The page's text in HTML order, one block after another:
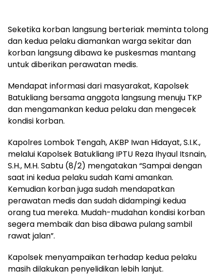
Seketika korban langsung berteriak meminta tolong
dan kedua pelaku diamankan warga sekitar dan
korban langsung dibawa ke puskesmas mantang
untuk diberikan perawatan medis.
Mendapat informasi dari masyarakat, Kapolsek
Batukliang bersama anggota langsung menuju TKP
dan mengamankan kedua pelaku dan mengecek
kondisi korban.
Kapolres Lombok Tengah, AKBP Iwan Hidayat, S.I.K.,
melalui Kapolsek Batukliang IPTU Reza Ihyaul Itsnain,
S.H., M.H. Sabtu (8/2) mengatakan “Sampai dengan
saat ini kedua pelaku sudah Kami amankan.
Kemudian korban juga sudah mendapatkan
perawatan medis dan sudah didampingi kedua
orang tua mereka. Mudah-mudahan kondisi korban
segera membaik dan bisa dibawa pulang sambil
rawat jalan”.
Kapolsek menyampaikan terhadap kedua pelaku
masih dilakukan penyelidikan lebih lanjut.